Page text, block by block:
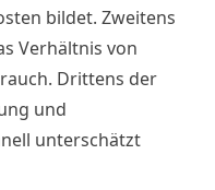
bildet. Zweitens
Verhältnis von
Drittens der
und
unterschätzt